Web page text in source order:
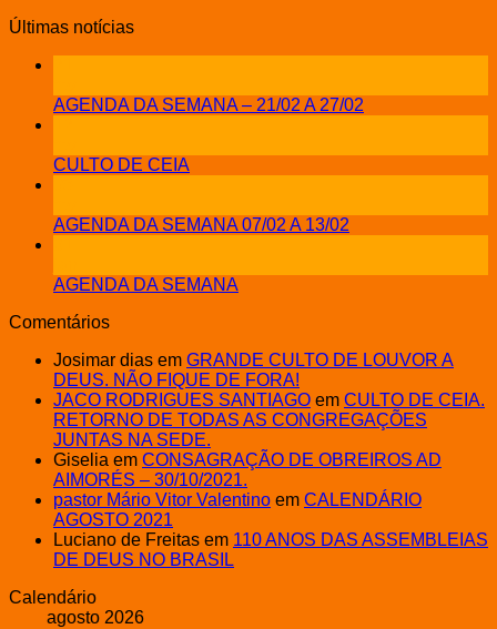
Últimas notícias
AGENDA DA SEMANA – 21/02 A 27/02
CULTO DE CEIA
AGENDA DA SEMANA 07/02 A 13/02
AGENDA DA SEMANA
Comentários
Josimar dias em GRANDE CULTO DE LOUVOR A
DEUS. NÃO FIQUE DE FORA!
JACO RODRIGUES SANTIAGO em CULTO DE CEIA.
RETORNO DE TODAS AS CONGREGAÇÕES
JUNTAS NA SEDE.
Giselia em CONSAGRAÇÃO DE OBREIROS AD
AIMORÉS – 30/10/2021.
pastor Mário Vitor Valentino em CALENDÁRIO
AGOSTO 2021
Luciano de Freitas em 110 ANOS DAS ASSEMBLEIAS
DE DEUS NO BRASIL
Calendário
agosto 2026